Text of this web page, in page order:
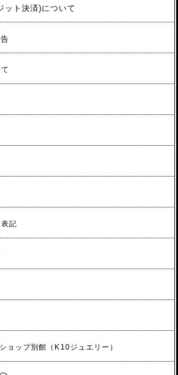
ット決済)について
記
ップ別館（K10ジュエリー）